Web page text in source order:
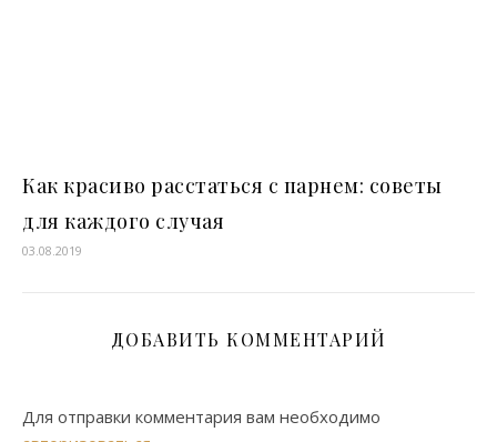
Как красиво расстаться с парнем: советы
для каждого случая
03.08.2019
ДОБАВИТЬ КОММЕНТАРИЙ
Для отправки комментария вам необходимо